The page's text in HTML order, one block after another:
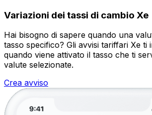
Variazioni dei tassi di cambio Xe
Hai bisogno di sapere quando una
tasso specifico? Gli avvisi tariffari Xe ti
quando viene attivato il tasso che ti
valute selezionate.
Crea avviso